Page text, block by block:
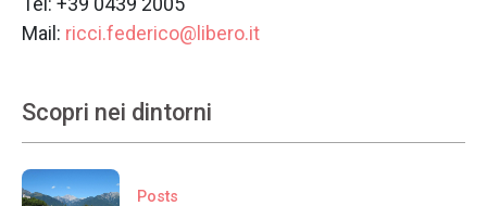
Mail: ricci.federico@libero.it
Scopri nei dintorni
Posts